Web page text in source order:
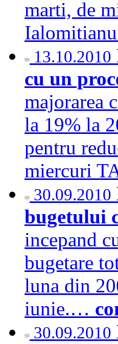
marti, de
13.10.2010
cu un
majorarea
la 19% la
pentru
miercuri
30.09.2010
bugetului
incepand
bugetare
luna din
iunie.…
30.09.2010